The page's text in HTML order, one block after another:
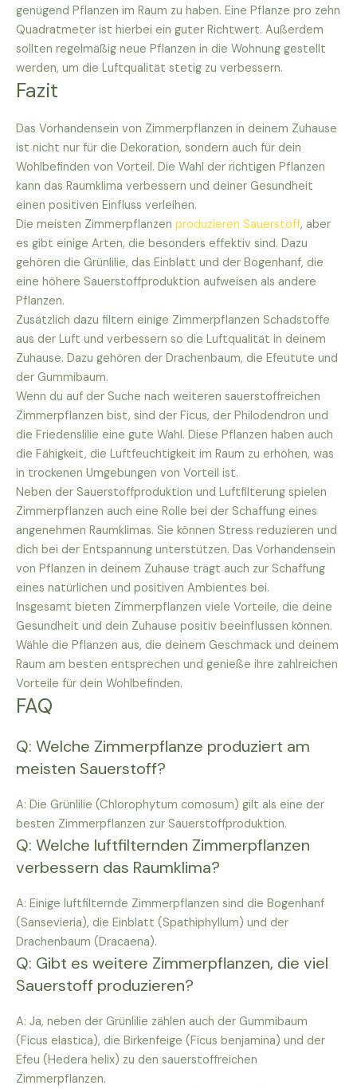
genügend Pflanzen im Raum zu haben. Eine Pflanze pro zehn
Quadratmeter ist hierbei ein guter Richtwert. Außerdem
sollten regelmäßig neue Pflanzen in die Wohnung gestellt
werden, um die Luftqualität stetig zu verbessern.
Fazit
Das Vorhandensein von Zimmerpflanzen in deinem Zuhause
ist nicht nur für die Dekoration, sondern auch für dein
Wohlbefinden von Vorteil. Die Wahl der richtigen Pflanzen
kann das Raumklima verbessern und deiner Gesundheit
einen positiven Einfluss verleihen.
Die meisten Zimmerpflanzen produzieren Sauerstoff, aber
es gibt einige Arten, die besonders effektiv sind. Dazu
gehören die Grünlilie, das Einblatt und der Bogenhanf, die
eine höhere Sauerstoffproduktion aufweisen als andere
Pflanzen.
Zusätzlich dazu filtern einige Zimmerpflanzen Schadstoffe
aus der Luft und verbessern so die Luftqualität in deinem
Zuhause. Dazu gehören der Drachenbaum, die Efeutute und
der Gummibaum.
Wenn du auf der Suche nach weiteren sauerstoffreichen
Zimmerpflanzen bist, sind der Ficus, der Philodendron und
die Friedenslilie eine gute Wahl. Diese Pflanzen haben auch
die Fähigkeit, die Luftfeuchtigkeit im Raum zu erhöhen, was
in trockenen Umgebungen von Vorteil ist.
Neben der Sauerstoffproduktion und Luftfilterung spielen
Zimmerpflanzen auch eine Rolle bei der Schaffung eines
angenehmen Raumklimas. Sie können Stress reduzieren und
dich bei der Entspannung unterstützen. Das Vorhandensein
von Pflanzen in deinem Zuhause trägt auch zur Schaffung
eines natürlichen und positiven Ambientes bei.
Insgesamt bieten Zimmerpflanzen viele Vorteile, die deine
Gesundheit und dein Zuhause positiv beeinflussen können.
Wähle die Pflanzen aus, die deinem Geschmack und deinem
Raum am besten entsprechen und genieße ihre zahlreichen
Vorteile für dein Wohlbefinden.
FAQ
Q: Welche Zimmerpflanze produziert am
meisten Sauerstoff?
A: Die Grünlilie (Chlorophytum comosum) gilt als eine der
besten Zimmerpflanzen zur Sauerstoffproduktion.
Q: Welche luftfilternden Zimmerpflanzen
verbessern das Raumklima?
A: Einige luftfilternde Zimmerpflanzen sind die Bogenhanf
(Sansevieria), die Einblatt (Spathiphyllum) und der
Drachenbaum (Dracaena).
Q: Gibt es weitere Zimmerpflanzen, die viel
Sauerstoff produzieren?
A: Ja, neben der Grünlilie zählen auch der Gummibaum
(Ficus elastica), die Birkenfeige (Ficus benjamina) und der
Efeu (Hedera helix) zu den sauerstoffreichen
Zimmerpflanzen.